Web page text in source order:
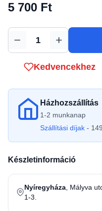
5 700 Ft
Mennyiség
Kedvencekhez
Házhozszállítás
1-2 munkanap
Szállítási díjak -
Készletinformáció
Nyíregyháza , Mályva
1-3.